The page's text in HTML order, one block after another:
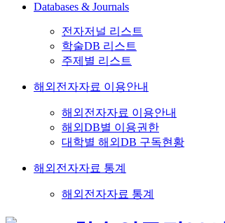
Databases & Journals
전자저널 리스트
학술DB 리스트
주제별 리스트
해외전자자료 이용안내
해외전자자료 이용안내
해외DB별 이용권한
대학별 해외DB 구독현황
해외전자자료 통계
해외전자자료 통계